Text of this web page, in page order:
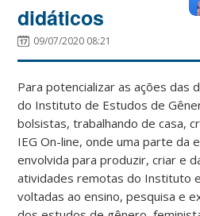
didáticos
09/07/2020 08:21
Para potencializar as ações das
do Instituto de Estudos de
bolsistas, trabalhando de casa,
IEG On-line, onde uma parte da
envolvida para produzir, criar e
atividades remotas do Instituto
voltadas ao ensino, pesquisa e